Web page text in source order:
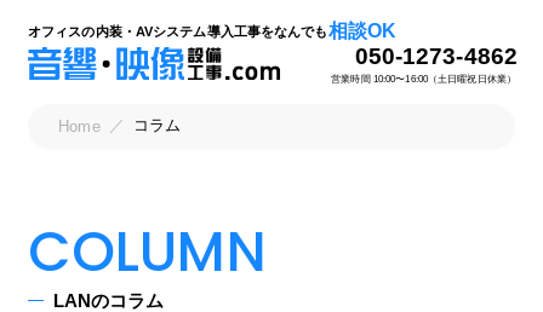
オフィスの内装・AVシステム導入工事をなんでも相談OK
050-1273-4862
営業時間 10:00〜16:00（土日曜祝日休業）
Home コラム
COLUMN
LANのコラム